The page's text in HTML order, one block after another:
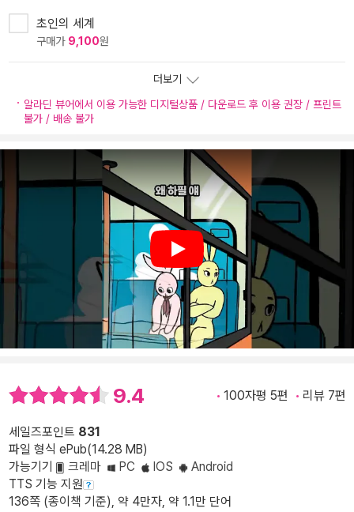
초인의 세계
구매가 9,100원
더보기
알라딘 뷰어에서 이용 가능한 디지털상품 / 다운로드 후 이용 권장 / 프린트
불가 / 배송 불가
Play
9.4 100자평 5편 리뷰 7편
세일즈포인트 831
파일 형식 ePub(14.28 MB)
가능기기
크레마 PC IOS
Android
TTS 기능 지원
136쪽 (종이책 기준), 약 4만자, 약 1.1만 단어